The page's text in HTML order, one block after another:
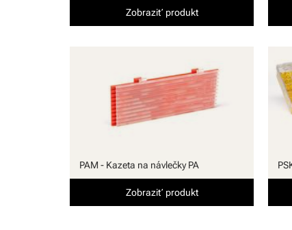
Zobraziť produkt
PAM - Kazeta na návlečky PA
Zobraziť produkt